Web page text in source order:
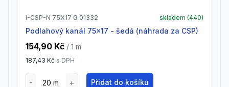
I-CSP-N 75X17 G 01332 skladem (440)
Podlahový kanál 75x17 - šedá (náhrada za CSP)
154,90 Kč / 1 m
187,43 Kč s DPH
Přidat do košíku